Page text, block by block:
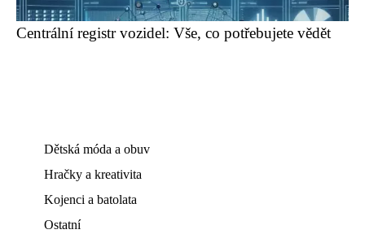
Centrální registr vozidel: Vše, co potřebujete vědět
Dětská móda a obuv
Hračky a kreativita
Kojenci a batolata
Ostatní